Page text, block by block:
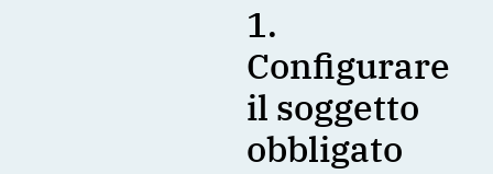
1.
Configurare
il soggetto
obbligato